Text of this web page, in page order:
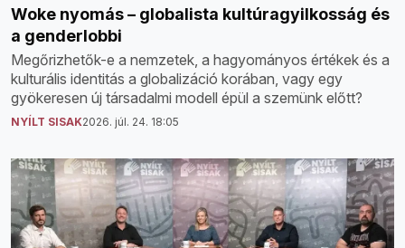
Woke nyomás – globalista kultúragyilkosság és
a genderlobbi
Megőrizhetők-e a nemzetek, a hagyományos értékek és a
kulturális identitás a globalizáció korában, vagy egy
gyökeresen új társadalmi modell épül a szemünk előtt?
NYÍLT SISAK2026. júl. 24. 18:05